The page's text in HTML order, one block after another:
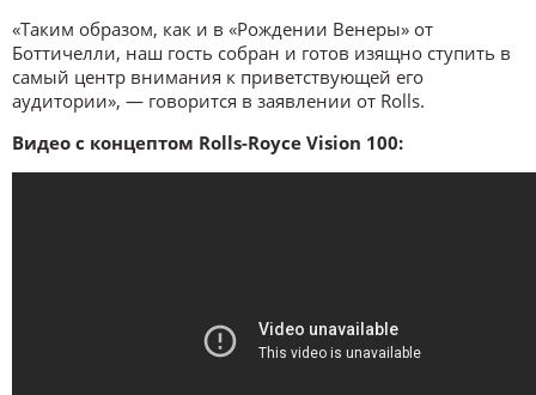
«Таким образом, как и в «Рождении Венеры» от
Боттичелли, наш гость собран и готов изящно ступить в
самый центр внимания к приветствующей его
аудитории», — говорится в заявлении от Rolls.
Видео с концептом Rolls-Royce Vision 100: